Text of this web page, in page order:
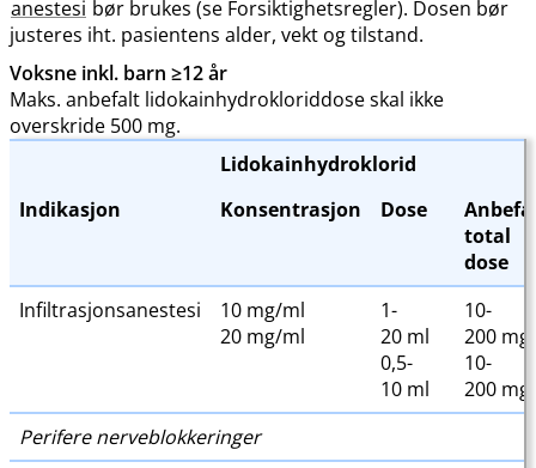
anestesi bør brukes (se Forsiktighetsregler). Dosen bør
justeres iht. pasientens alder, vekt og tilstand.
Voksne inkl. barn ≥12 år
Maks. anbefalt lidokainhydrokloriddose skal ikke
overskride 500 mg.
Lidokainhydroklorid
Indikasjon
Konsentrasjon Dose
total
dose
Infiltrasjonsanestesi
10 mg/ml
20 mg/ml
1-
20 ml
0,5-
10 ml
10-
200 mg
10-
200 mg
Perifere nerveblokkeringer